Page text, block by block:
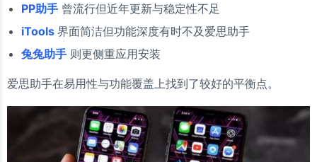
PP助手 曾流行但近年更新与稳定性不足
iTools 界面简洁但功能深度有时不及爱思助手
兔兔助手 则更侧重应用安装
爱思助手在易用性与功能覆盖上找到了较好的平衡点。